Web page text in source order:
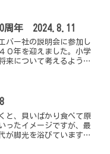
玉菌を増やす...
周年 2024.8.11
バー社の説明会に参加し
０年を迎えました。小学
来について考えるように
る前に出会...
と、貝いばかり食べて原
ったイメージですが、最
が脚光を浴びています。